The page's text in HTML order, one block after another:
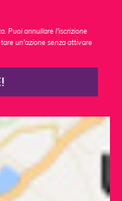
Puoi annullare l'iscrizione
un'azione senza attivare